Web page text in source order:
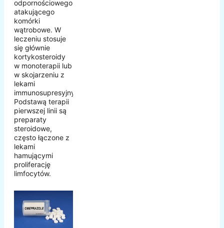
odpornościowego
atakującego
komórki
wątrobowe. W
leczeniu stosuje
się głównie
kortykosteroidy
w monoterapii lub
w skojarzeniu z
lekami
immunosupresyjnymi.
Podstawą terapii
pierwszej linii są
preparaty
steroidowe,
często łączone z
lekami
hamującymi
proliferację
limfocytów.